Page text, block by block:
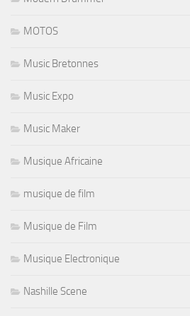
MOTOS
Music Bretonnes
Music Expo
Music Maker
Musique Africaine
musique de film
Musique de Film
Musique Electronique
Nashille Scene